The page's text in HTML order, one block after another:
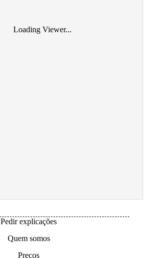
Loading Viewer...
Pedir explicações
Quem somos
Preços